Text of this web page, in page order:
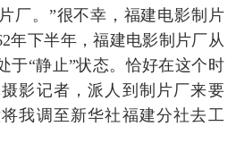
厂。”很不幸，福建电影制片
年下半年，福建电影制片厂从
于“静止”状态。恰好在这个时
影记者，派人到制片厂来要
我调至新华社福建分社去工